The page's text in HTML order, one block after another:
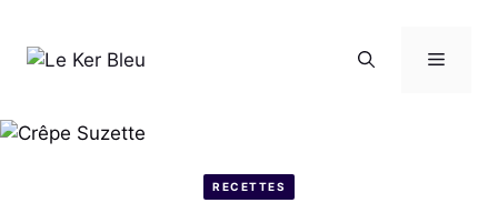
contenu
Menu
RECETTES